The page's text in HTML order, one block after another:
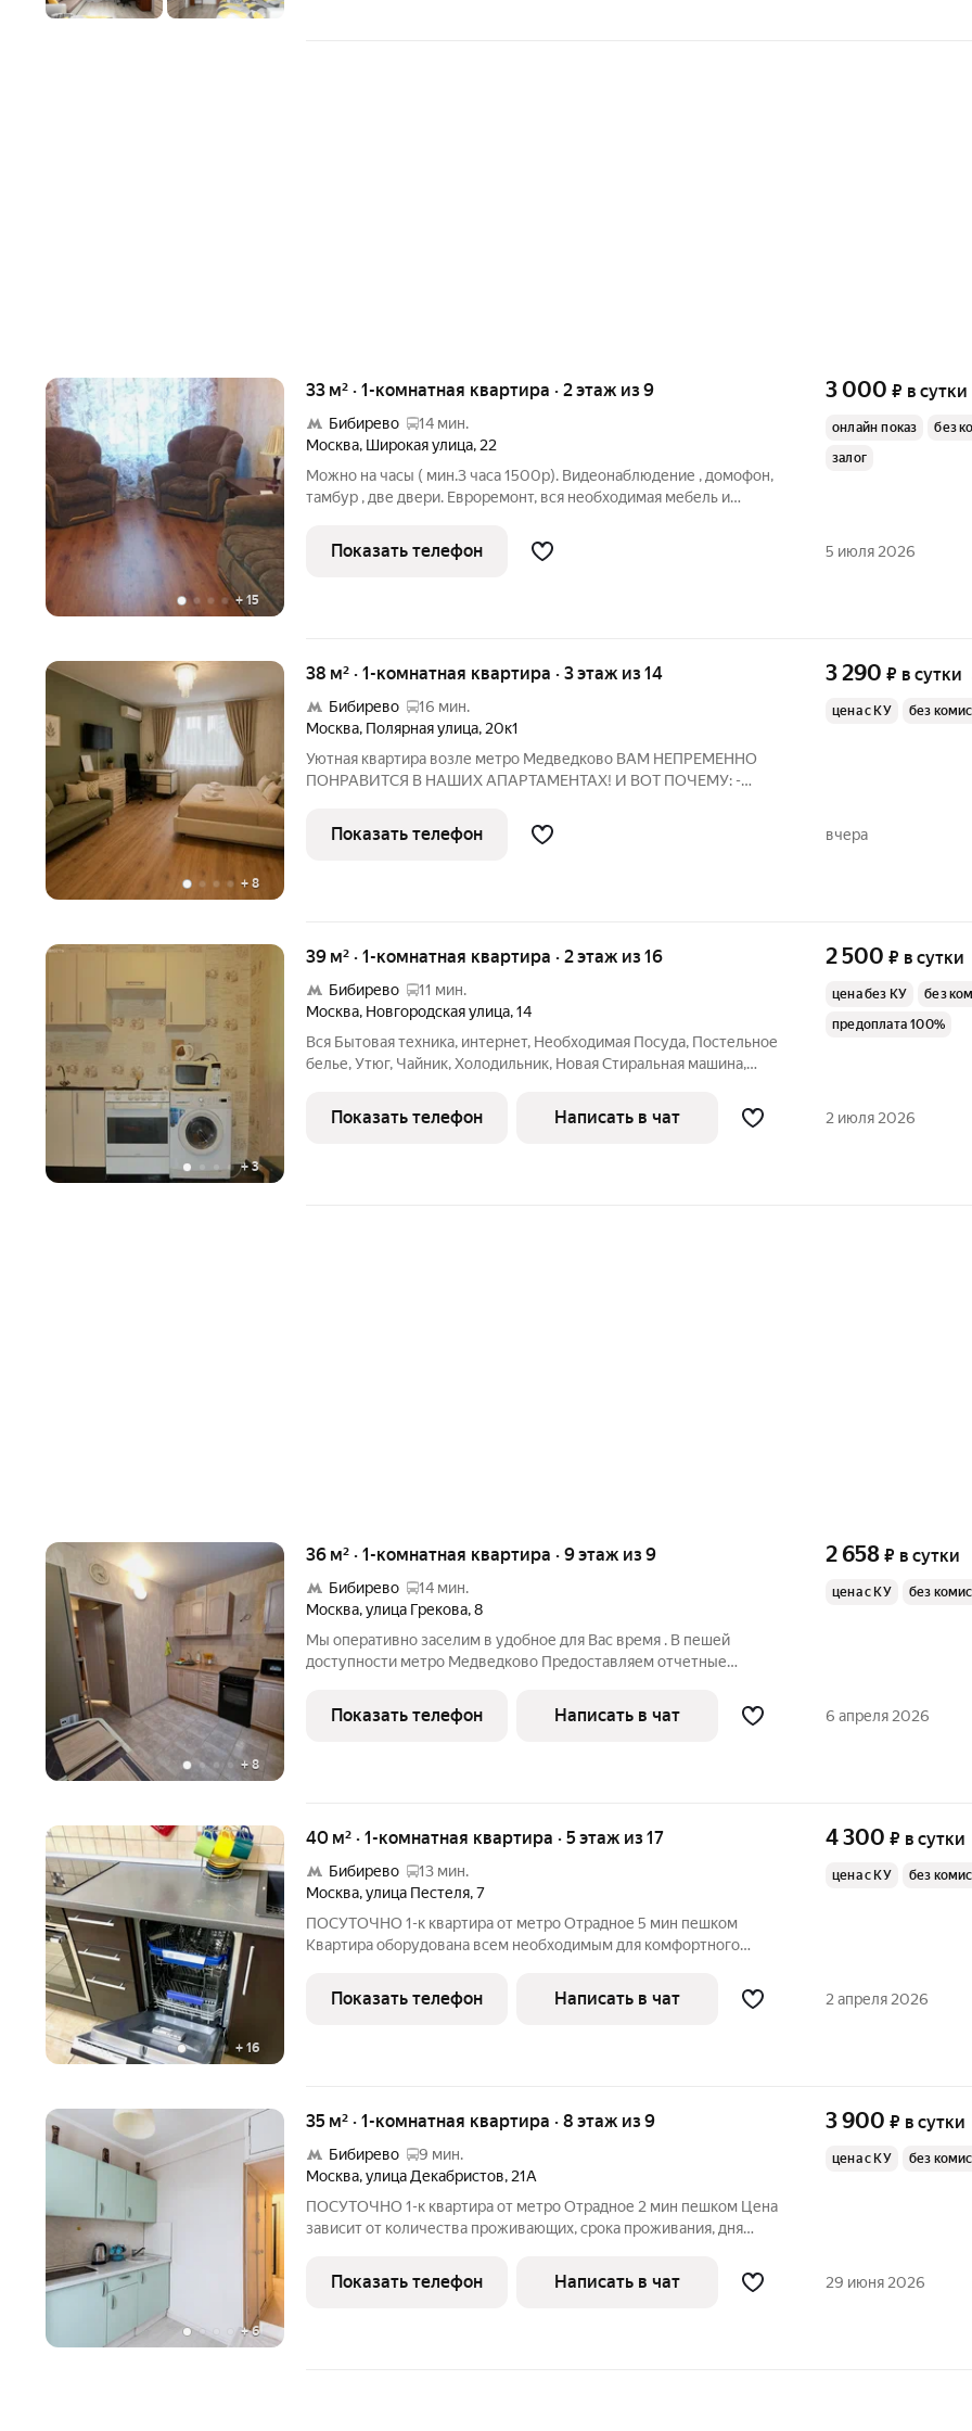
+ 15
33 м² · 1-комнатная квартира · 2 этаж из 9
Бибирево
14 мин.
Москва, Широкая улица, 22
Можно на часы ( мин.3 часа 1500р). Видеонаблюдение , домофон,
тамбур , две двери. Евроремонт, вся необходимая мебель и
Спальных мест 2+2+1+1 (кровать, двуспальный диван и два
раскладных
3 000 ₽ в сутки
онлайн показ
без
залог
Показать телефон 5 июля 2026
+ 8
38 м² · 1-комнатная квартира · 3 этаж из 14
Бибирево
16 мин.
Москва, Полярная улица, 20к1
Уютная квартира возле метро Медведково ВАМ НЕПРЕМЕННО
ПОНРАВИТСЯ В НАШИХ АПАРТАМЕНТАХ! И ВОТ ПОЧЕМУ: -
двуспальный диван -Новое постельное бельё и полотенца - На
кухне: холодильник, варочная панель,
3 290 ₽ в сутки
цена с КУ без
Показать телефон вчера
+3
39 м² · 1-комнатная квартира · 2 этаж из 16
Бибирево
11 мин.
Москва, Новгородская улица,14
Вся Бытовая техника, интернет, Необходимая Посуда, Постельное
белье, Утюг, Чайник, Холодильник, Новая Стиральная машина,
кровать. Уютная квартира для экономных жильцов. Размещение
до 4-х
2 500 ₽ в сутки
цена без КУ
без
предоплата 100%
Показать телефон Написать в чат 2 июля 2026
+8
36 м² · 1-комнатная квартира · 9 этаж из 9
Бибирево
14 мин.
Москва,улица Грекова,8
Мы оперативно заселим в удобное для Вас время . В пешей
доступности метро Медведково Предоставляем отчетные
Квартира укомплектована всем необходимым : мебель,бытовая
техника ,посуда ,фен и
2 658 ₽ в сутки
цена с КУ без
Показать телефон Написать в чат 6 апреля 2026
+ 16
40 м² · 1-комнатная квартира · 5 этаж из 17
Бибирево
13 мин.
Москва,улица Пестеля,7
ПОСУТОЧНО 1-к квартира от метро Отрадное 5 мин пешком
Квартира оборудована всем необходимым для комфортного
полотенца, вся необходимая посуда, холодильник, печь СВЧ,
электро чайник, плита,
4 300 ₽ в сутки
цена с КУ без
Показать телефон Написать в чат 2 апреля 2026
+6
35 м² · 1-комнатная квартира · 8 этаж из 9
Бибирево
9 мин.
Москва,улица Декабристов, 21А
ПОСУТОЧНО 1-к квартира от метро Отрадное 2 мин пешком Цена
зависит от количества проживающих, срока проживания, дня
комфортного проживания 2-х спальная кровать и 2-х спальный
диван, постельные
3 900 ₽ в сутки
цена с КУ без
Показать телефон Написать в чат 29 июня 2026